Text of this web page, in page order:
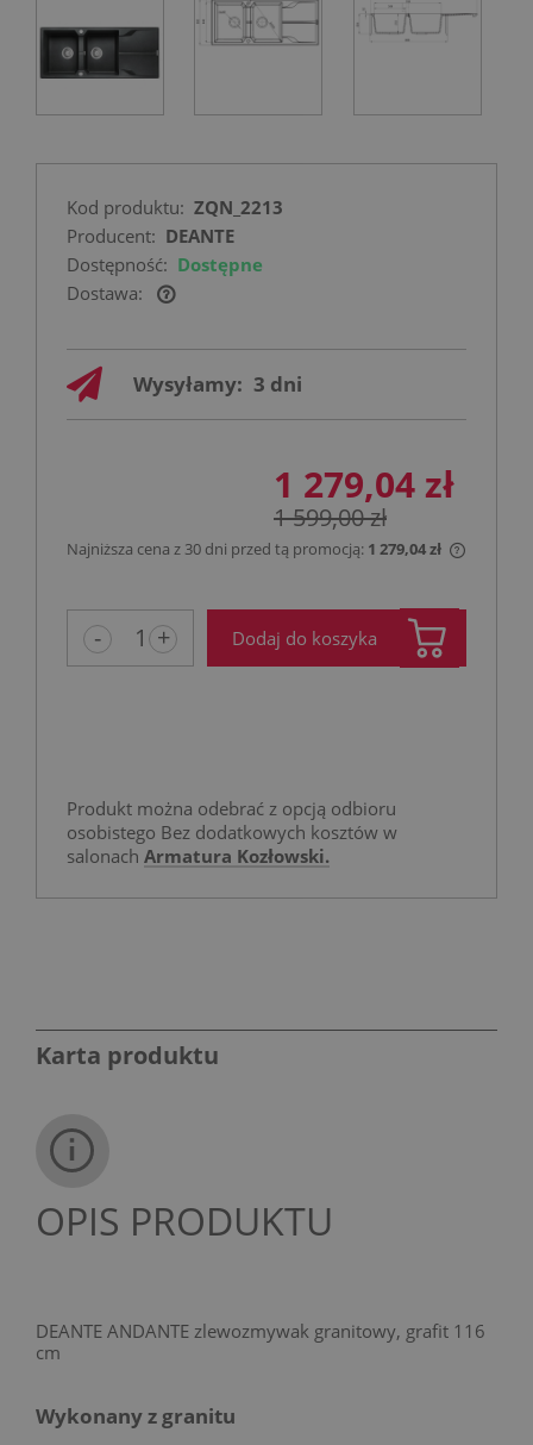
Kod produktu: ZQN_2213
Producent: DEANTE
Dostępność: Dostępne
Dostawa:
Cena nie zawiera ewentualnych kosztów
Wysyłamy: 3 dni
1 279,04 zł
1 599,00 zł
Najniższa cena z 30 dni przed tą promocją: 1 279,04 zł
- + Dodaj do koszyka
Produkt można odebrać z opcją odbioru
osobistego Bez dodatkowych kosztów w
salonach Armatura Kozłowski.
Karta produktu
OPIS PRODUKTU
DEANTE ANDANTE zlewozmywak granitowy, grafit 116
cm
Wykonany z granitu